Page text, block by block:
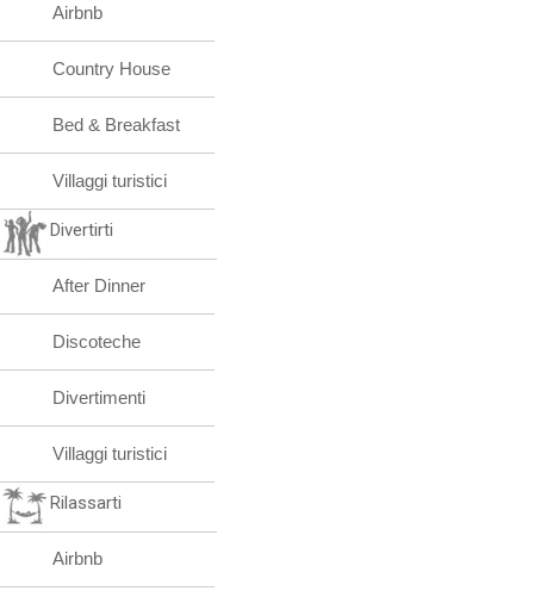
Airbnb
Country House
Bed & Breakfast
Villaggi turistici
Divertirti
After Dinner
Discoteche
Divertimenti
Villaggi turistici
Rilassarti
Airbnb